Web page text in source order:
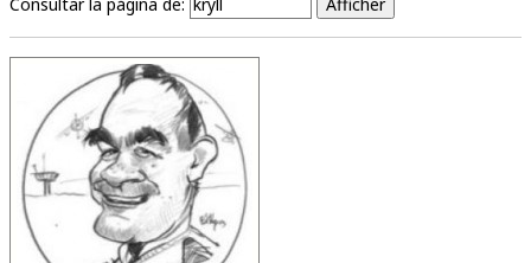
Consultar la página de: